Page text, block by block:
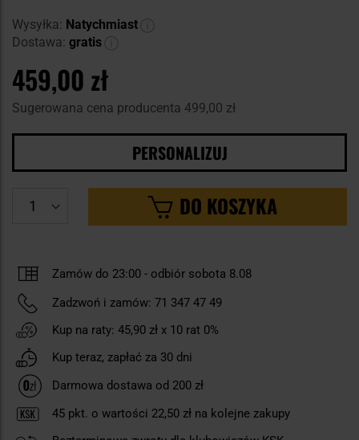
Wysyłka: Natychmiast
Dostawa: gratis
459,00 zł
Sugerowana cena producenta 499,00 zł
PERSONALIZUJ
DO KOSZYKA
Zamów do 23:00 - odbiór sobota 8.08
Zadzwoń i zamów: 71 347 47 49
Kup na raty: 45,90 zł x 10 rat 0%
Kup teraz, zapłać za 30 dni
Darmowa dostawa od 200 zł
45 pkt. o wartości 22,50 zł na kolejne zakupy